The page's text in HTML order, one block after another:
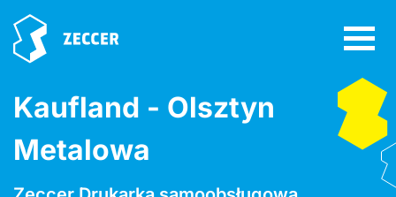
Kaufland - Olsztyn
Metalowa